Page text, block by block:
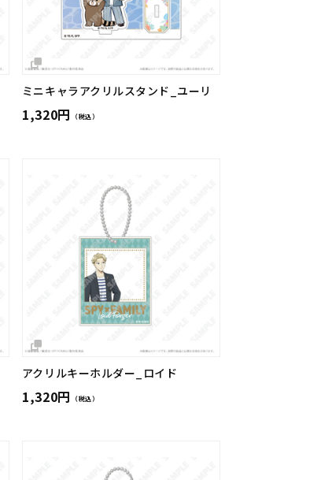
ミニキャラアクリルスタンド_ユーリ
1,320円 （税込）
アクリルキーホルダー_ロイド
1,320円 （税込）